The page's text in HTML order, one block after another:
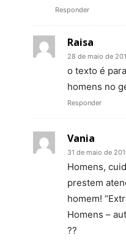
Responder
Raisa
28 de maio de
o texto é
homens no
Responder
Vania
31 de maio de
Homens,
prestem
homem!
Homens –
??